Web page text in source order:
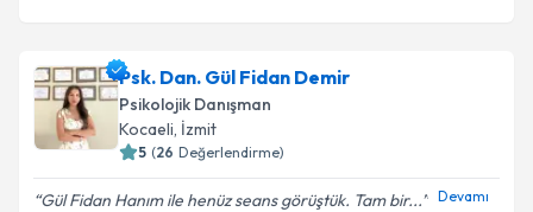
Psk. Dan. Gül Fidan Demir
Psikolojik Danışman
Kocaeli, İzmit
5 (26 Değerlendirme)
Gül Fidan Hanım ile henüz seans görüştük. Tam bir... Devamı